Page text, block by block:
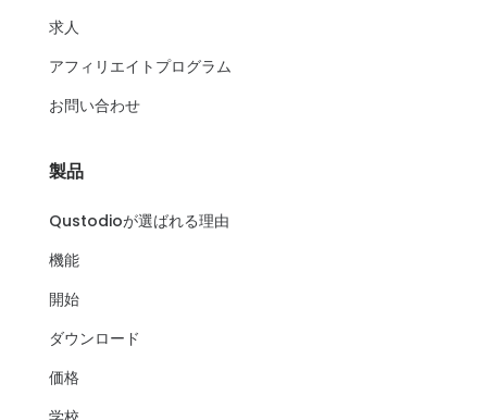
求人
アフィリエイトプログラム
お問い合わせ
製品
Qustodioが選ばれる理由
機能
開始
ダウンロード
価格